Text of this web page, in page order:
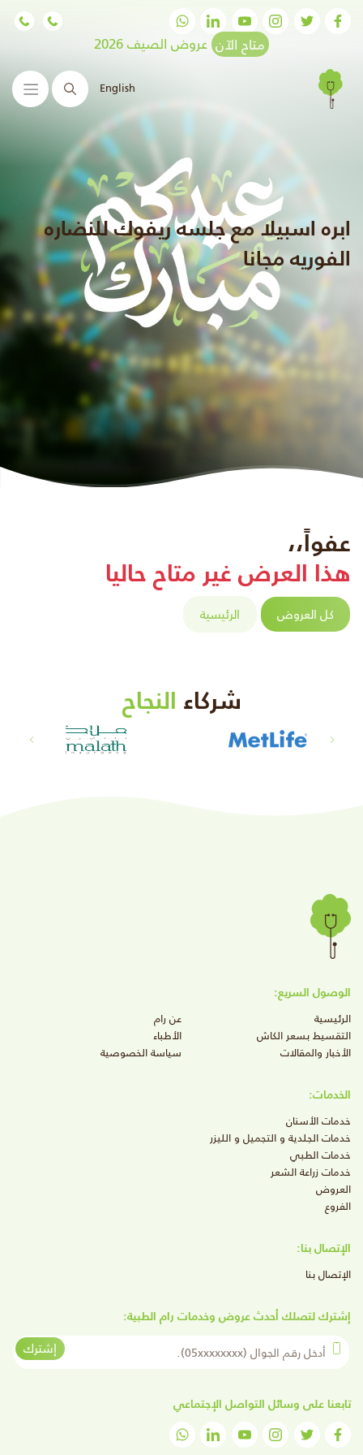
متاح الآن عروض الصيف 2026
English البحث
ابره اسبيلا مع جلسه ريفوك للنضاره
الفوريه مجانا
عفواً،،
هذا العرض غير متاح حاليا
كل العروض الرئيسية
شركاء النجاح
الوصول السريع:
الرئيسية
عن رام
التقسيط بسعر الكاش
الأطباء
الأخبار والمقالات
سياسة الخصوصية
الخدمات:
خدمات الأسنان
خدمات الجلدية و التجميل و الليزر
خدمات الطبي
خدمات زراعة الشعر
العروض
الفروع
الإتصال بنا:
الإتصال بنا
إشترك لتصلك أحدث عروض وخدمات رام الطبية:
أدخل رقم الجوال
إشترك
تابعنا على وسائل التواصل الإجتماعي